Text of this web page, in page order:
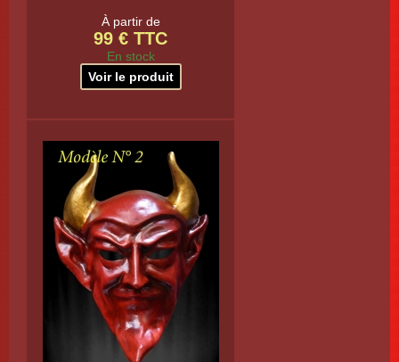
À partir de
99 € TTC
En stock
Voir le produit